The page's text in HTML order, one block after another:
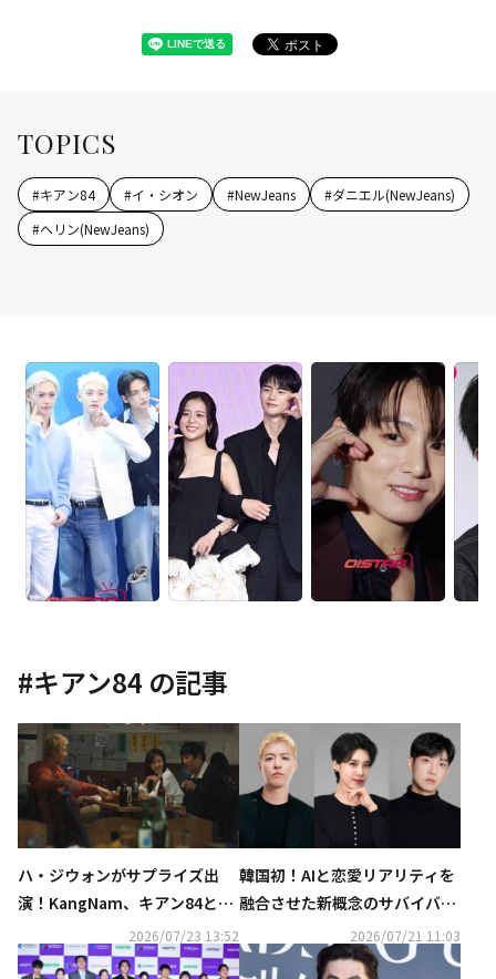
TOPICS
#キアン84 #イ・シオン #NewJeans #ダニエル(NewJeans)
#ヘリン(NewJeans)
#キアン84 の記事
ハ・ジウォンがサプライズ出
演！KangNam、キアン84との
コラボ曲「チキンと彼女」MV
公開
2026/07/23 13:52
韓国初！AIと恋愛リアリティを
融合させた新概念のサバイバル
番組を制作…KangNam＆イ・
ジュンらが出演
2026/07/21 11:03